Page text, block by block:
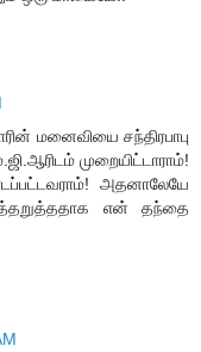
மனைவியை சந்திரபாபு
முறையிட்டாராம்!
அதனாலேயே
என் தந்தை